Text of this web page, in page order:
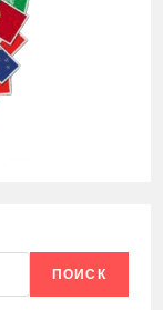
ПОИСК